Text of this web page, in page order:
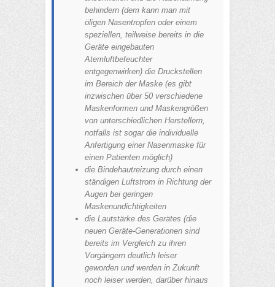
behindern (dem kann man mit
öligen Nasentropfen oder einem
speziellen, teilweise bereits in die
Geräte eingebauten
Atemluftbefeuchter
entgegenwirken) die Druckstellen
im Bereich der Maske (es gibt
inzwischen über 50 verschiedene
Maskenformen und Maskengrößen
von unterschiedlichen Herstellern,
notfalls ist sogar die individuelle
Anfertigung einer Nasenmaske für
einen Patienten möglich)
die Bindehautreizung durch einen
ständigen Luftstrom in Richtung der
Augen bei geringen
Maskenundichtigkeiten
die Lautstärke des Gerätes (die
neuen Geräte-Generationen sind
bereits im Vergleich zu ihren
Vorgängern deutlich leiser
geworden und werden in Zukunft
noch leiser werden, darüber hinaus